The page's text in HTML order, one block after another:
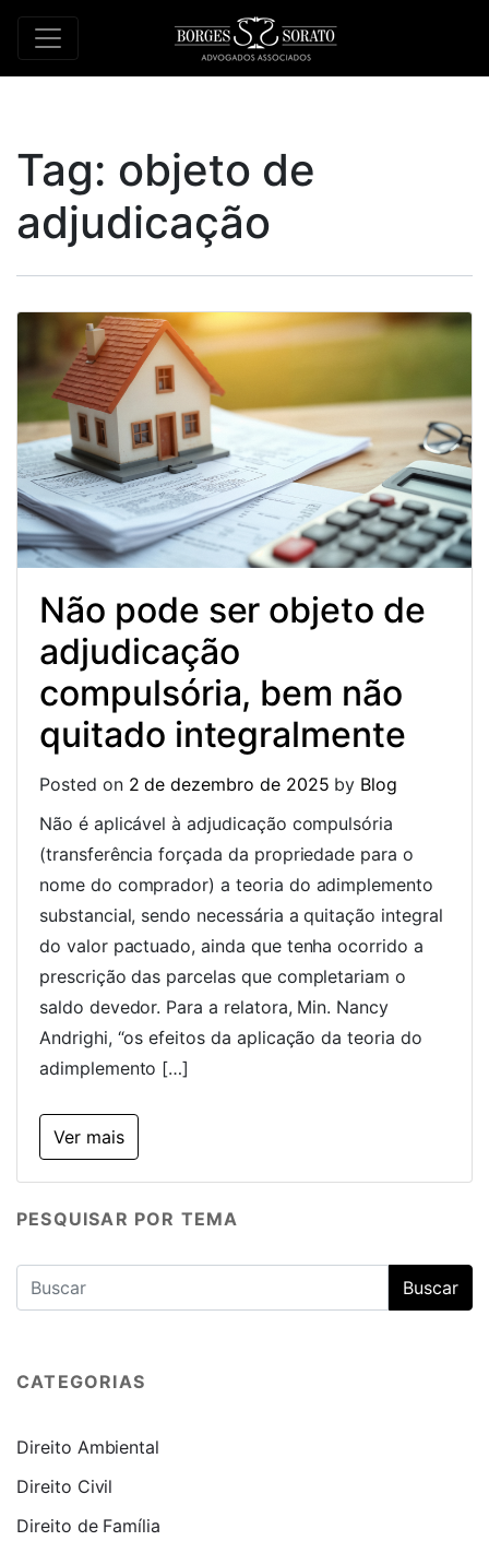
Tag: objeto de
adjudicação
Não pode ser objeto de
adjudicação
compulsória, bem não
quitado integralmente
Posted on 2 de dezembro de 2025 by Blog
Não é aplicável à adjudicação compulsória
(transferência forçada da propriedade para o
nome do comprador) a teoria do adimplemento
substancial, sendo necessária a quitação integral
do valor pactuado, ainda que tenha ocorrido a
prescrição das parcelas que completariam o
saldo devedor. Para a relatora, Min. Nancy
Andrighi, “os efeitos da aplicação da teoria do
adimplemento […]
Ver mais
PESQUISAR POR TEMA
CATEGORIAS
Direito Ambiental
Direito Civil
Direito de Família